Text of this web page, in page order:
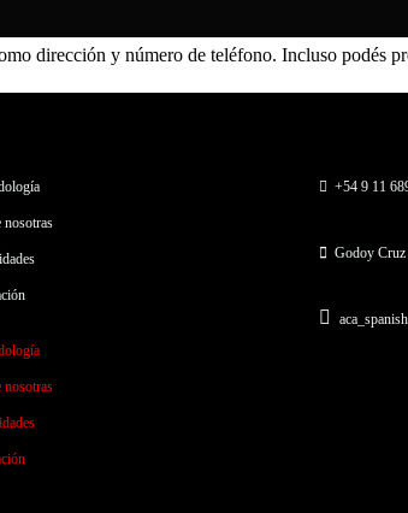
dirección y número de teléfono. Incluso podés
nosotras
nosotras
+54 9 11
Godoy Cruz
aca_spanish